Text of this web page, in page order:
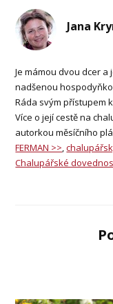
Jana
Je mámou dvou dcer
nadšenou
Ráda svým přístupem
Více o její cestě na
autorkou měsíčního
FERMAN >>,
Chalupářské